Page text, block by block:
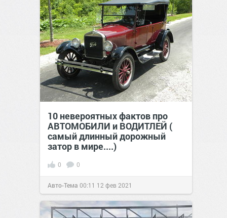
10 невероятных фактов про
АВТОМОБИЛИ и ВОДИТЛЕЙ (
самый длинный дорожный
затор в мире....)
0 0
Авто-Тема 00:11 12 фев 2021